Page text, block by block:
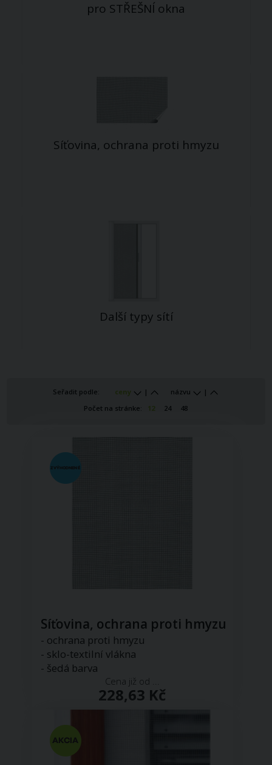
pro STŘEŠNÍ okna
Síťovina, ochrana proti hmyzu
Další typy sítí
Seřadit podle: ceny | názvu
|
Počet na stránke: 12 24 48
Síťovina, ochrana proti hmyzu
- ochrana proti hmyzu
- sklo-textilní vlákna
- šedá barva
Cena již od ...
228,63 Kč